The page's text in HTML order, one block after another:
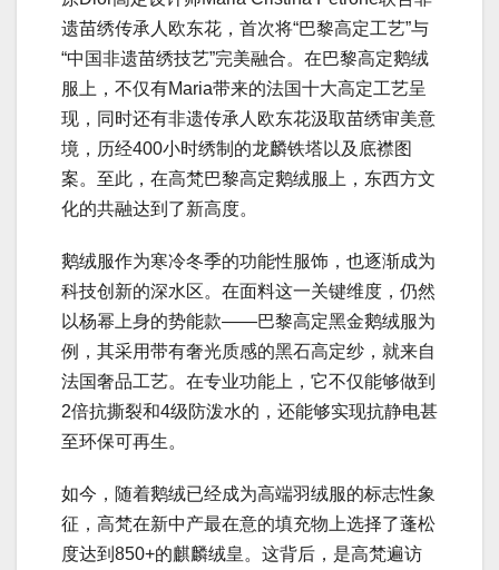
遗苗绣传承人欧东花，首次将“巴黎高定工艺”与
“中国非遗苗绣技艺”完美融合。在巴黎高定鹅绒
服上，不仅有Maria带来的法国十大高定工艺呈
现，同时还有非遗传承人欧东花汲取苗绣审美意
境，历经400小时绣制的龙麟铁塔以及底襟图
案。至此，在高梵巴黎高定鹅绒服上，东西方文
化的共融达到了新高度。
鹅绒服作为寒冷冬季的功能性服饰，也逐渐成为
科技创新的深水区。在面料这一关键维度，仍然
以杨幂上身的势能款——巴黎高定黑金鹅绒服为
例，其采用带有奢光质感的黑石高定纱，就来自
法国奢品工艺。在专业功能上，它不仅能够做到
2倍抗撕裂和4级防泼水的，还能够实现抗静电甚
至环保可再生。
如今，随着鹅绒已经成为高端羽绒服的标志性象
征，高梵在新中产最在意的填充物上选择了蓬松
度达到850+的麒麟绒皇。这背后，是高梵遍访